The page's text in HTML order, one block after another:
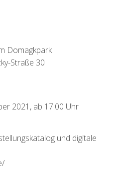
Domagkpark
Straße 30
2021, ab 17:00 Uhr
und digitale